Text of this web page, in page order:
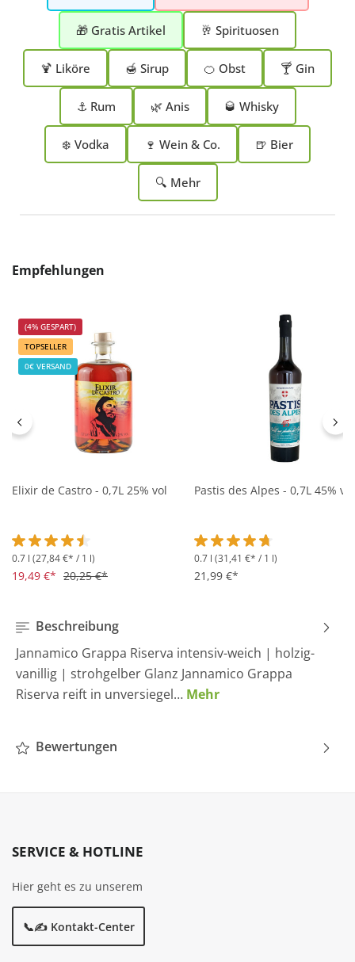
🎁 Gratis Artikel 🥂 Spirituosen
🍹 Liköre 🍯 Sirup 🍊 Obst 🍸 Gin
⚓ Rum 🌿 Anis 🥃 Whisky
❄️ Vodka 🍷 Wein & Co. 🍺 Bier
🔍 Mehr
Produktgalerie überspringen
Empfehlungen
(4% GESPART)
TOPSELLER
0€ VERSAND
Elixir de Castro - 0,7L 25% vol
Durchschnittliche Bewertung von 4.5 von 5 Sternen
0.7 l (27,84 €* / 1 l)
19,49 €* 20,25 €*
Pastis des Alpes - 0,7L 45% vol
Durchschnittliche
0.7 l (31,41 €* / 1 l)
21,99 €*
Beschreibung
Jannamico Grappa Riserva intensiv-weich | holzig-
vanillig | strohgelber Glanz Jannamico Grappa
Riserva reift in unversiegel… Mehr
Bewertungen
SERVICE & HOTLINE
Hier geht es zu unserem
📞✍️ Kontakt-Center